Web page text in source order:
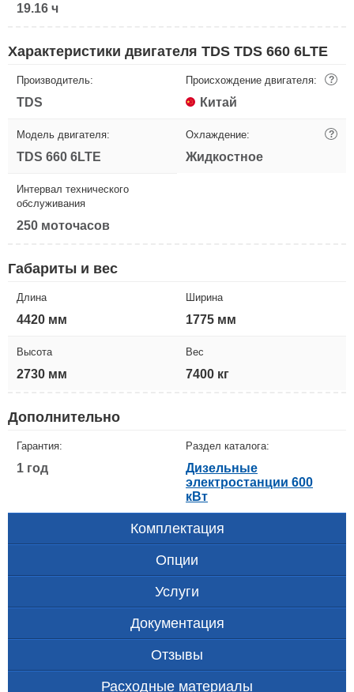
19.16 ч
Характеристики двигателя TDS TDS 660 6LTE
Производитель:
TDS
Происхождение двигателя: ?
Китай
Модель двигателя:
TDS 660 6LTE
Охлаждение: ?
Жидкостное
Интервал технического
обслуживания
250 моточасов
Габариты и вес
Длина
4420 мм
Ширина
1775 мм
Высота
2730 мм
Вес
7400 кг
Дополнительно
Гарантия:
1 год
Раздел каталога:
Дизельные
электростанции 600
кВт
Комплектация
Опции
Услуги
Документация
Отзывы
Расходные материалы